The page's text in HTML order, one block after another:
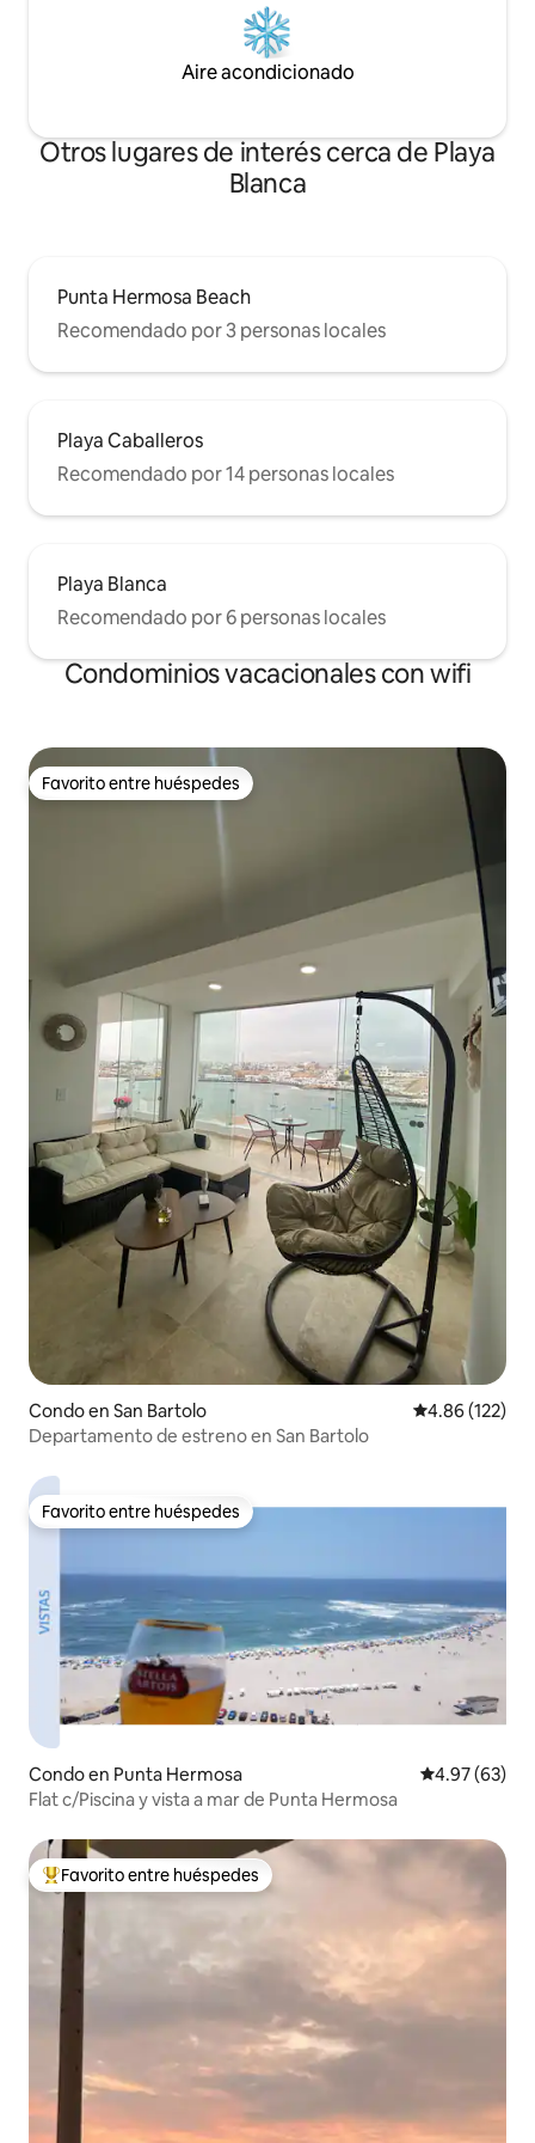
Aire acondicionado
Otros lugares de interés cerca de Playa
Blanca
Punta Hermosa Beach
Recomendado por 3 personas locales
Playa Caballeros
Recomendado por 14 personas locales
Playa Blanca
Recomendado por 6 personas locales
Condominios vacacionales con wifi
Favorito entre huéspedes
Favorito entre huéspedes
Condo en San Bartolo Calificación
4.86 (122)
Departamento de estreno en San Bartolo
Favorito entre huéspedes
Favorito entre huéspedes
Condo en Punta Hermosa Calificación
4.97 (63)
Flat c/Piscina y vista a mar de Punta Hermosa
Favorito entre huéspedes preferido
Favorito entre huéspedes